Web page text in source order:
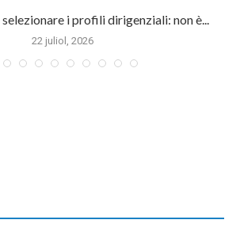
i profili dirigenziali: non è...
22 juliol, 2026